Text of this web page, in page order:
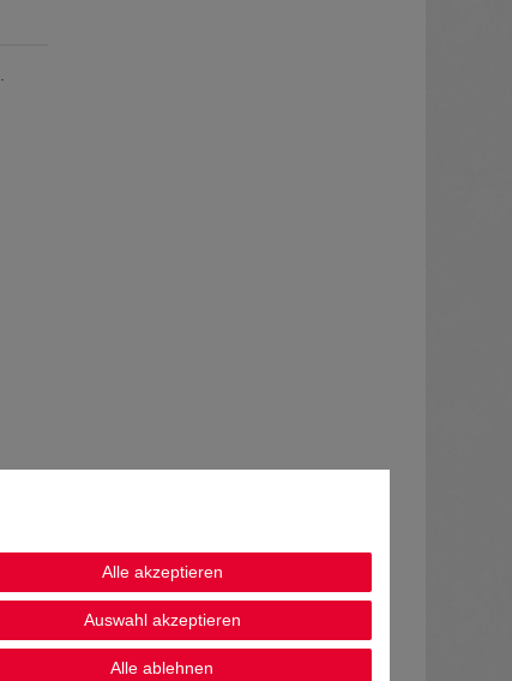
Alle akzeptieren
Auswahl akzeptieren
Alle ablehnen